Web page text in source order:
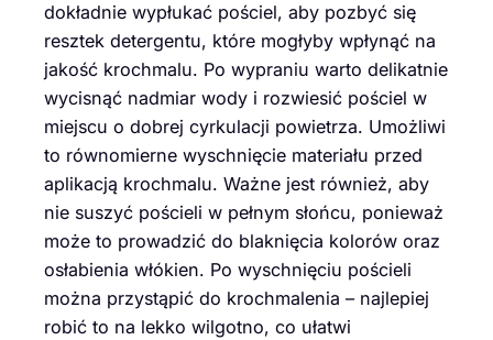
dokładnie wypłukać pościel, aby pozbyć się
resztek detergentu, które mogłyby wpłynąć na
jakość krochmalu. Po wypraniu warto delikatnie
wycisnąć nadmiar wody i rozwiesić pościel w
miejscu o dobrej cyrkulacji powietrza. Umożliwi
to równomierne wyschnięcie materiału przed
aplikacją krochmalu. Ważne jest również, aby
nie suszyć pościeli w pełnym słońcu, ponieważ
może to prowadzić do blaknięcia kolorów oraz
osłabienia włókien. Po wyschnięciu pościeli
można przystąpić do krochmalenia – najlepiej
robić to na lekko wilgotno, co ułatwi